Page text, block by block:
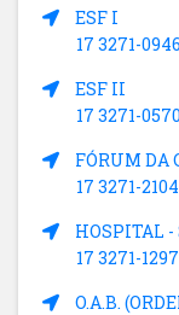
ESF I
17 3271-0946
ESF II
17 3271-0570
FÓRUM DA
17 3271-2104
HOSPITAL -
17 3271-1297
O.A.B.